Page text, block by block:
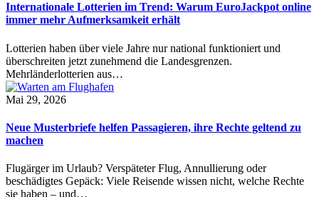
Internationale Lotterien im Trend: Warum EuroJackpot online
immer mehr Aufmerksamkeit erhält
Lotterien haben über viele Jahre nur national funktioniert und
überschreiten jetzt zunehmend die Landesgrenzen.
Mehrländerlotterien aus…
Mai 29, 2026
Neue Musterbriefe helfen Passagieren, ihre Rechte geltend zu
machen
Flugärger im Urlaub? Verspäteter Flug, Annullierung oder
beschädigtes Gepäck: Viele Reisende wissen nicht, welche Rechte
sie haben – und…